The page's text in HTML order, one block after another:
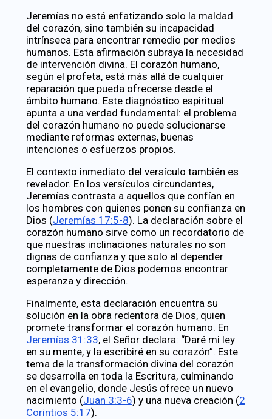
Jeremías no está enfatizando solo la maldad
del corazón, sino también su incapacidad
intrínseca para encontrar remedio por medios
humanos. Esta afirmación subraya la necesidad
de intervención divina. El corazón humano,
según el profeta, está más allá de cualquier
reparación que pueda ofrecerse desde el
ámbito humano. Este diagnóstico espiritual
apunta a una verdad fundamental: el problema
del corazón humano no puede solucionarse
mediante reformas externas, buenas
intenciones o esfuerzos propios.
El contexto inmediato del versículo también es
revelador. En los versículos circundantes,
Jeremías contrasta a aquellos que confían en
los hombres con quienes ponen su confianza en
Dios (Jeremías 17:5-8). La declaración sobre el
corazón humano sirve como un recordatorio de
que nuestras inclinaciones naturales no son
dignas de confianza y que solo al depender
completamente de Dios podemos encontrar
esperanza y dirección.
Finalmente, esta declaración encuentra su
solución en la obra redentora de Dios, quien
promete transformar el corazón humano. En
Jeremías 31:33, el Señor declara: “Daré mi ley
en su mente, y la escribiré en su corazón”. Este
tema de la transformación divina del corazón
se desarrolla en toda la Escritura, culminando
en el evangelio, donde Jesús ofrece un nuevo
nacimiento (Juan 3:3-6) y una nueva creación (2
Corintios 5:17).